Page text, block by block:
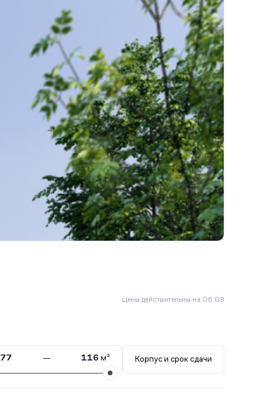
Цены действительны на 06.08
77 — 116 м² Корпус и срок сдачи